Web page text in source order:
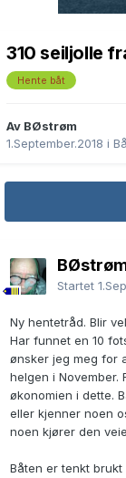
310 seiljolle
Hente båt
Av BØstrøm
1.September.2018 i
Startet
Ny hentetråd. Blir
Har funnet en 10
ønsker jeg meg for
helgen i November.
økonomien i dette.
eller kjenner noen
noen kjører den
Båten er tenkt